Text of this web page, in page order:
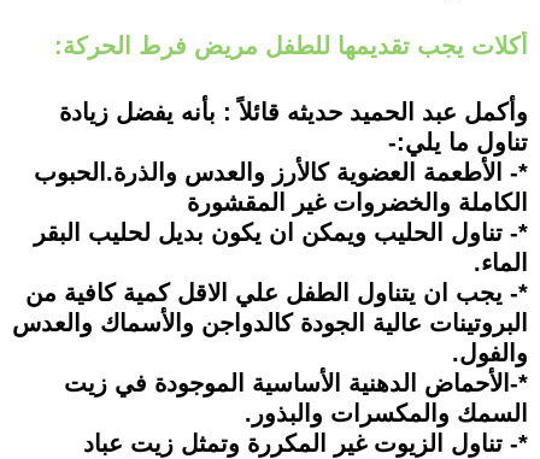
أكلات يجب تقديمها للطفل مريض فرط الحركة:
وأكمل عبد الحميد حديثه قائلاً : بأنه يفضل زيادة
تناول ما يلي:-
*- الأطعمة العضوية كالأرز والعدس والذرة.الحبوب
الكاملة والخضروات غير المقشورة
*- تناول الحليب ويمكن ان يكون بديل لحليب البقر
الماء.
*- يجب ان يتناول الطفل علي الاقل كمية كافية من
البروتينات عالية الجودة كالدواجن والأسماك والعدس
والفول.
*-الأحماض الدهنية الأساسية الموجودة في زيت
السمك والمكسرات والبذور.
*- تناول الزيوت غير المكررة وتمثل زيت عباد